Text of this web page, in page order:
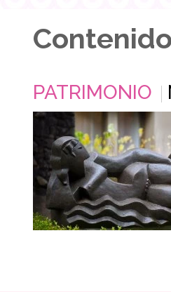
PATRIMONIO